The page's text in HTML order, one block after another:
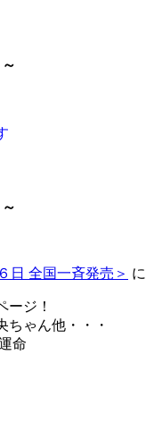
日 全国一斉発売＞
ージ！
ちゃん他・・・
命